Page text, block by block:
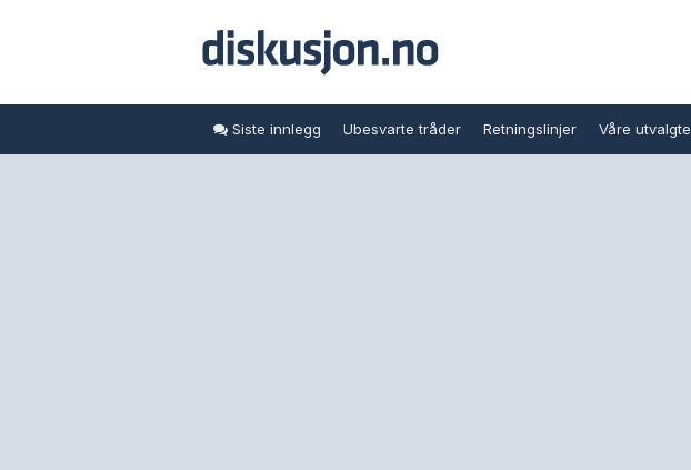
Siste innlegg Ubesvarte tråder Retningslinjer Våre utvalgte